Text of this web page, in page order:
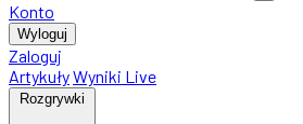
Konto
Wyloguj
Zaloguj
ArtykułyWyniki Live
Rozgrywki